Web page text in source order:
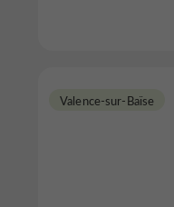
Valence-sur-Baïse